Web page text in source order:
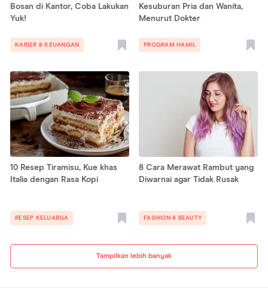
Tampilkan lebih banyak
Bosan di Kantor, Coba Lakukan
Yuk!
KARIER & KEUANGAN
Kesuburan Pria dan Wanita,
Menurut Dokter
PROGRAM HAMIL
10 Resep Tiramisu, Kue khas
Italia dengan Rasa Kopi
RESEP KELUARGA
8 Cara Merawat Rambut yang
Diwarnai agar Tidak Rusak
FASHION & BEAUTY